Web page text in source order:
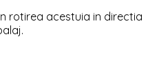
rotirea acestuia in directia